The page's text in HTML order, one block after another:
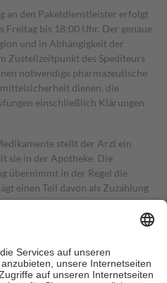
an den Paketdienstleister erfolgt
Freitag bis 18:00 Uhr. Der genaue
und in Abhängigkeit der
Zustellzeitpunkt des Spediteurs
notwendige pharmazeutische
dienen, die
einschließlich Klärungen
stellt der Arzt ein
sie in der Apotheke. Die
übernimmt in der Regel die
einen Teil davon als Zuzahlung
in Höhe von zehn
nie mehr als die tatsächlichen
auch für Online-Apotheken.